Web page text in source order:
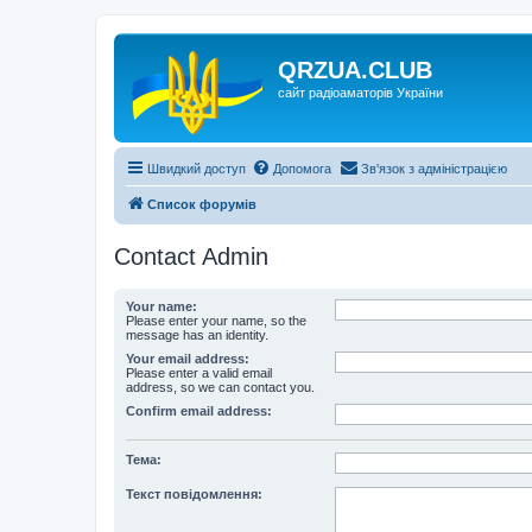
QRZUA.CLUB
сайт радіоаматорів України
Швидкий доступ Допомога Зв'язок з адміністрацією
Список форумів
Contact Admin
Your name:
Please enter your name, so the
message has an identity.
Your email address:
Please enter a valid email
address, so we can contact you.
Confirm email address:
Тема:
Текст повідомлення: